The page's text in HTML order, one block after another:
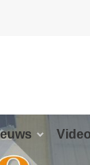
Video